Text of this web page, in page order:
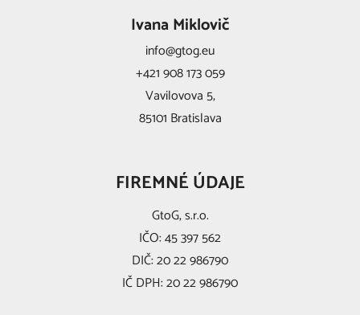
Ivana Miklovič
info@gtog.eu
+421 908 173 059
Vavilovova 5,
85101 Bratislava
FIREMNÉ ÚDAJE
GtoG, s.r.o.
IČO: 45 397 562
DIČ: 20 22 986790
IČ DPH: 20 22 986790